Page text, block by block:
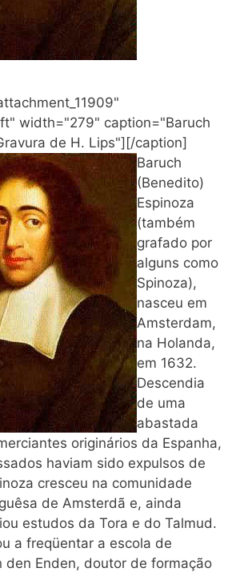
width="279" caption="Baruch
de H. Lips"][/caption]
Baruch
(Benedito)
Espinoza
(também
grafado por
alguns como
Spinoza),
nasceu em
Amsterdam,
na Holanda,
em 1632.
Descendia
de uma
abastada
originários da Espanha,
haviam sido expulsos de
cresceu na comunidade
de Amsterdã e, ainda
estudos da Tora e do Talmud.
a freqüentar a escola de
den Enden, doutor de formação